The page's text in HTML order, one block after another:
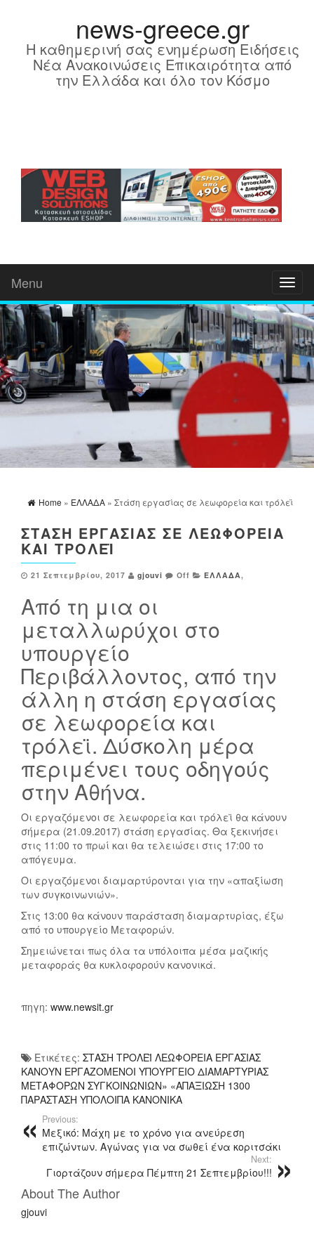
news-greece.gr
Η καθημερινή σας ενημέρωση Ειδήσεις
Νέα Ανακοινώσεις Επικαιρότητα από
την Ελλάδα και όλο τον Κόσμο
Menu
Home » ΕΛΛΑΔΑ » Στάση εργασίας σε λεωφορεία και τρόλεϊ
ΣΤΆΣΗ ΕΡΓΑΣΊΑΣ ΣΕ ΛΕΩΦΟΡΕΊΑ
ΚΑΙ ΤΡΌΛΕΪ
21 Σεπτεμβρίου, 2017 gjouvi Off ΕΛΛΑΔΑ,
Από τη μια οι
μεταλλωρύχοι στο
υπουργείο
Περιβάλλοντος, από την
άλλη η στάση εργασίας
σε λεωφορεία και
τρόλεϊ. Δύσκολη μέρα
περιμένει τους οδηγούς
στην Αθήνα.
Οι εργαζόμενοι σε λεωφορεία και τρόλεϊ θα κάνουν
σήμερα (21.09.2017) στάση εργασίας. Θα ξεκινήσει
στις 11:00 το πρωί και θα τελειώσει στις 17:00 το
απόγευμα.
Οι εργαζόμενοι διαμαρτύρονται για την «απαξίωση
των συγκοινωνιών».
Στις 13:00 θα κάνουν παράσταση διαμαρτυρίας, έξω
από το υπουργείο Μεταφορών.
Σημειώνεται πως όλα τα υπόλοιπα μέσα μαζικής
μεταφοράς θα κυκλοφορούν κανονικά.
πηγη: www.newsit.gr
Ετικέτες: ΣΤΑΣΗ ΤΡΟΛΕΪ ΛΕΩΦΟΡΕΙΑ ΕΡΓΑΣΙΑΣ
ΚΑΝΟΥΝ ΕΡΓΑΖΟΜΕΝΟΙ ΥΠΟΥΡΓΕΙΟ ΔΙΑΜΑΡΤΥΡΙΑΣ
ΜΕΤΑΦΟΡΩΝ ΣΥΓΚΟΙΝΩΝΙΩΝ» «ΑΠΑΞΙΩΣΗ 1300
ΠΑΡΑΣΤΑΣΗ ΥΠΟΛΟΙΠΑ ΚΑΝΟΝΙΚΑ
Previous:
Μεξικό: Μάχη με το χρόνο για ανεύρεση
επιζώντων. Αγώνας για να σωθεί ένα κοριτσάκι
Next:
Γιορτάζουν σήμερα Πέμπτη 21 Σεπτεμβρίου!!!
About The Author
gjouvi